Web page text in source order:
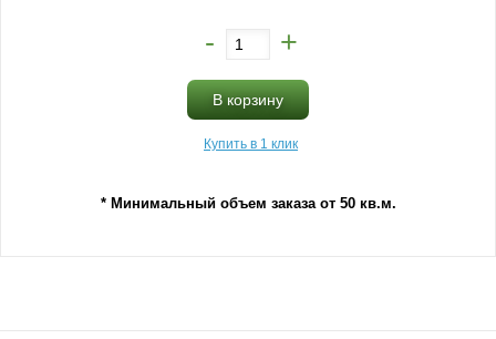
- +
В корзину
Купить в 1 клик
* Минимальный объем заказа от 50 кв.м.